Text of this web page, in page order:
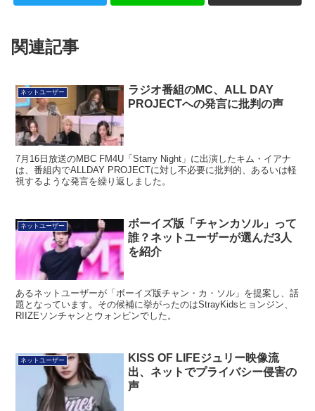
関連記事
ネットユーザー
ラジオ番組のMC、ALL DAY
PROJECTへの発言に批判の声
7月16日放送のMBC FM4U「Starry Night」に出演したキム・イアナ
は、番組内でALLDAY PROJECTに対し不必要に批判的、あるいは軽
視するような発言を繰り返しました。
ネットユーザー
ボーイズ版「チャンカソル」って
誰？ネットユーザーが選んだ3人
を紹介
あるネットユーザーが「ボーイズ版チャン・カ・ソル」を提案し、話
題となっています。その候補に挙がったのはStrayKidsヒョンジン、
RIIZEソンチャンとウォンビンでした。
ネットユーザー
KISS OF LIFEジュリー映像流
出、ネットでプライバシー侵害の
声